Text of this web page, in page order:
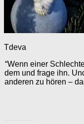
Tdeva
“Wenn einer
dem und frage ihn.
anderen zu hören –